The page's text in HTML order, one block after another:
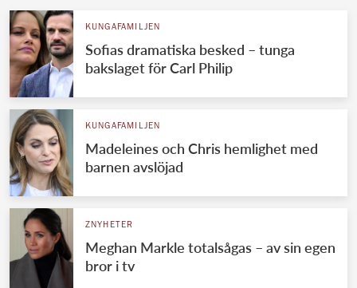
UTLÄNDSKT
VÄRLDENS KUNGAHUS
Svenska kungahuset
Brittiska kungahuset
Danska kungahuset
REDAKTION
KUNGAFAMILJEN
Sofias dramatiska besked – tunga
bakslaget för Carl Philip
KUNGAFAMILJEN
Madeleines och Chris hemlighet med
barnen avslöjad
ZNYHETER
Meghan Markle totalsågas – av sin egen
bror i tv